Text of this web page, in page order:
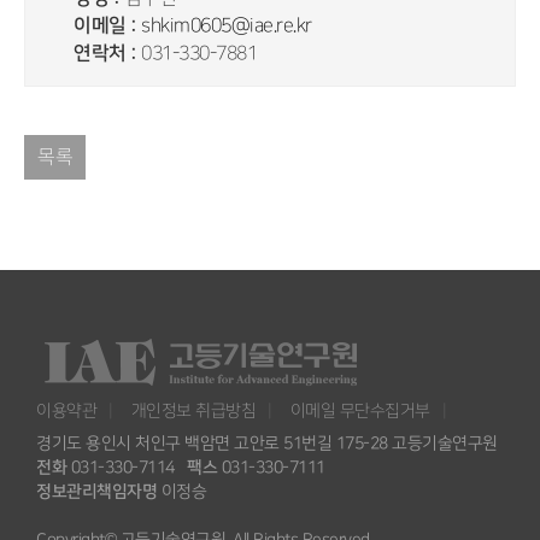
이메일 : shkim0605@iae.re.kr
연락처 : 031-330-7881
목록
이용약관 개인정보 취급방침
이메일 무단수집거부
경기도 용인시 처인구 백암면 고안로 51번길 175-28 고등기술연구원
전화031-330-7114 팩스031-330-7111
정보관리책임자명 이정승